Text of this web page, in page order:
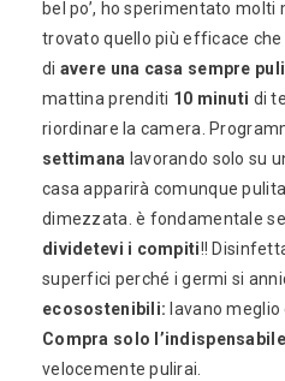
bel po’, ho sperimentato molti
trovato quello più efficace
di avere una casa sempre
mattina prenditi 10 minuti di
riordinare la camera.
settimana lavorando solo su
casa apparirà comunque
dimezzata. è fondamentale
dividetevi i compiti!!
superfici perché i germi si
ecosostenibili: lavano meglio
Compra solo l’indispensabile
velocemente pulirai.